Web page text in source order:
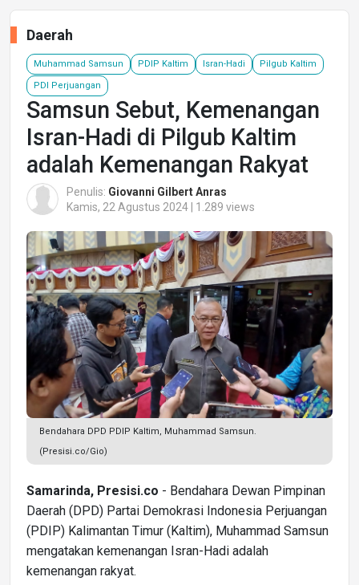
Daerah
Muhammad Samsun PDIP Kaltim Isran-Hadi Pilgub Kaltim
PDI Perjuangan
Samsun Sebut, Kemenangan
Isran-Hadi di Pilgub Kaltim
adalah Kemenangan Rakyat
Penulis: Giovanni Gilbert Anras
Kamis, 22 Agustus 2024 | 1.289 views
Bendahara DPD PDIP Kaltim, Muhammad Samsun.
(Presisi.co/Gio)
Samarinda, Presisi.co - Bendahara Dewan Pimpinan
Daerah (DPD) Partai Demokrasi Indonesia Perjuangan
(PDIP) Kalimantan Timur (Kaltim), Muhammad Samsun
mengatakan kemenangan Isran-Hadi adalah
kemenangan rakyat.